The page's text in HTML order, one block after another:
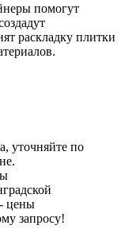
помогут
раскладку плитки
уточняйте по
цены
запросу!